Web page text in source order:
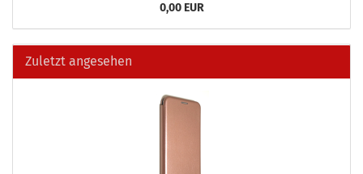
0,00 EUR
Zuletzt angesehen